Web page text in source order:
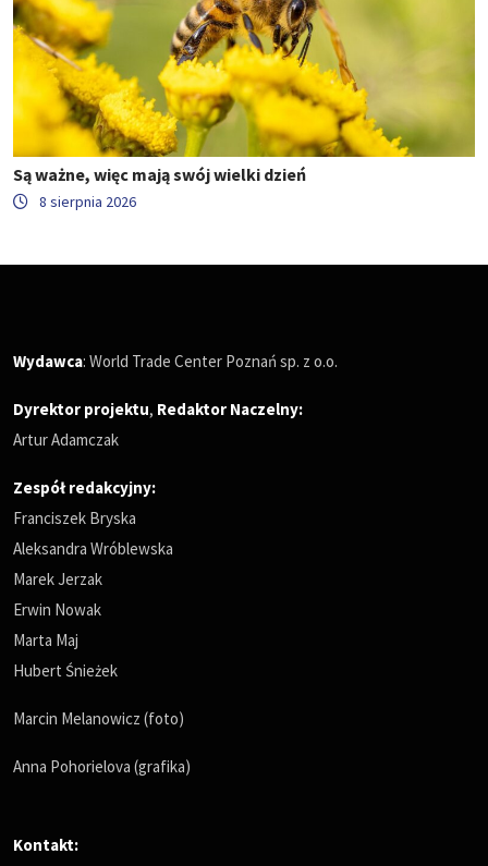
Są ważne, więc mają swój wielki dzień
8 sierpnia 2026
Wydawca: World Trade Center Poznań sp. z o.o.
Dyrektor projektu, Redaktor Naczelny:
Artur Adamczak
Zespół redakcyjny:
Franciszek Bryska
Aleksandra Wróblewska
Marek Jerzak
Erwin Nowak
Marta Maj
Hubert Śnieżek
Marcin Melanowicz (foto)
Anna Pohorielova (grafika)
Kontakt: